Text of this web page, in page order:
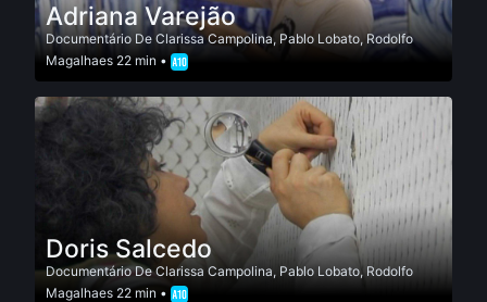
Adriana Varejão
Documentário De Clarissa Campolina, Pablo Lobato,Rodolfo
Magalhaes 22 min •
Doris Salcedo
DocumentárioDeClarissa Campolina, Pablo Lobato,Rodolfo
Magalhaes 22 min •